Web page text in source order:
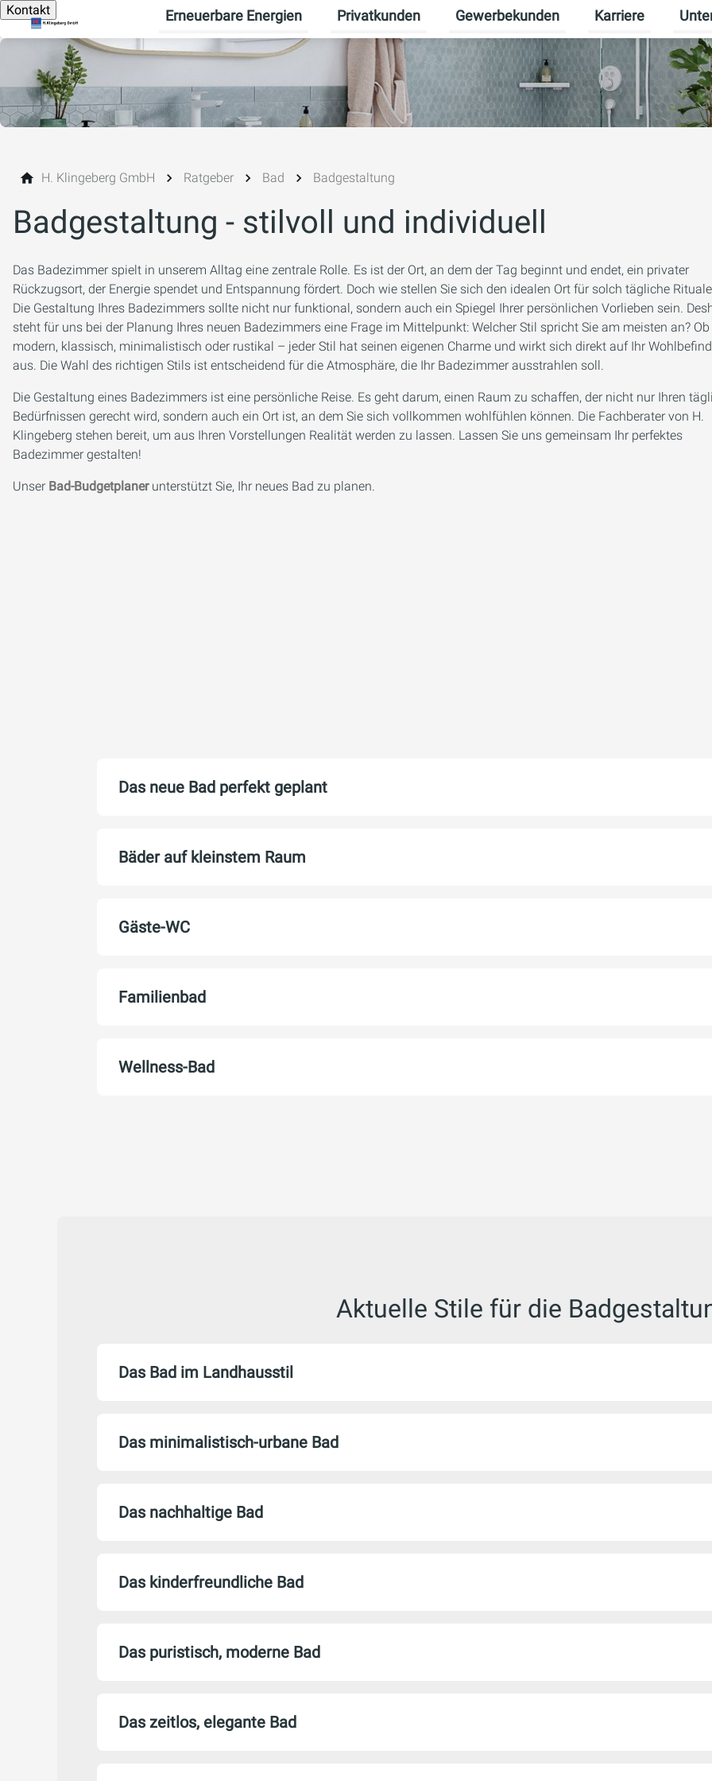
Kontakt Erneuerbare Energien
Untermenü für Erneuerbare Energien umschalten
Privatkunden
Untermenü für Privatkunden umschalten
Gewerbekunden
Untermenü für
Karriere
H. Klingeberg GmbH Ratgeber Bad Badgestaltung
Badgestaltung - stilvoll und individuell
Das Badezimmer spielt in unserem Alltag eine zentrale Rolle. Es ist der Ort, an dem der Tag beginnt und endet, ein privater
Rückzugsort, der Energie spendet und Entspannung fördert. Doch wie stellen Sie sich den idealen Ort für solch tägliche
Die Gestaltung Ihres Badezimmers sollte nicht nur funktional, sondern auch ein Spiegel Ihrer persönlichen Vorlieben sein.
steht für uns bei der Planung Ihres neuen Badezimmers eine Frage im Mittelpunkt: Welcher Stil spricht Sie am meisten an? Ob
modern, klassisch, minimalistisch oder rustikal – jeder Stil hat seinen eigenen Charme und wirkt sich direkt auf Ihr
aus. Die Wahl des richtigen Stils ist entscheidend für die Atmosphäre, die Ihr Badezimmer ausstrahlen soll.
Die Gestaltung eines Badezimmers ist eine persönliche Reise. Es geht darum, einen Raum zu schaffen, der nicht nur Ihren
Bedürfnissen gerecht wird, sondern auch ein Ort ist, an dem Sie sich vollkommen wohlfühlen können. Die Fachberater von H.
Klingeberg stehen bereit, um aus Ihren Vorstellungen Realität werden zu lassen. Lassen Sie uns gemeinsam Ihr perfektes
Badezimmer gestalten!
Unser Bad-Budgetplanerunterstützt Sie, Ihr neues Bad zu planen.
Das neue Bad perfekt geplant
Bäder auf kleinstem Raum
Gäste-WC
Familienbad
Wellness-Bad
Aktuelle Stile für die
Das Bad im Landhausstil
Das minimalistisch-urbane Bad
Das nachhaltige Bad
Das kinderfreundliche Bad
Das puristisch, moderne Bad
Das zeitlos, elegante Bad